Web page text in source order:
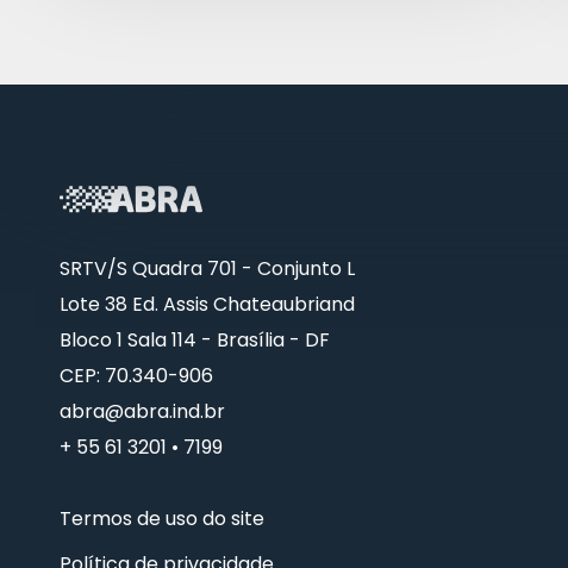
SRTV/S Quadra 701 - Conjunto L
Lote 38 Ed. Assis Chateaubriand
Bloco 1 Sala 114 - Brasília - DF
CEP: 70.340-906
abra@abra.ind.br
+ 55 61 3201 • 7199
Termos de uso do site